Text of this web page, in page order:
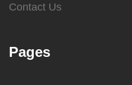
Contact Us
Pages